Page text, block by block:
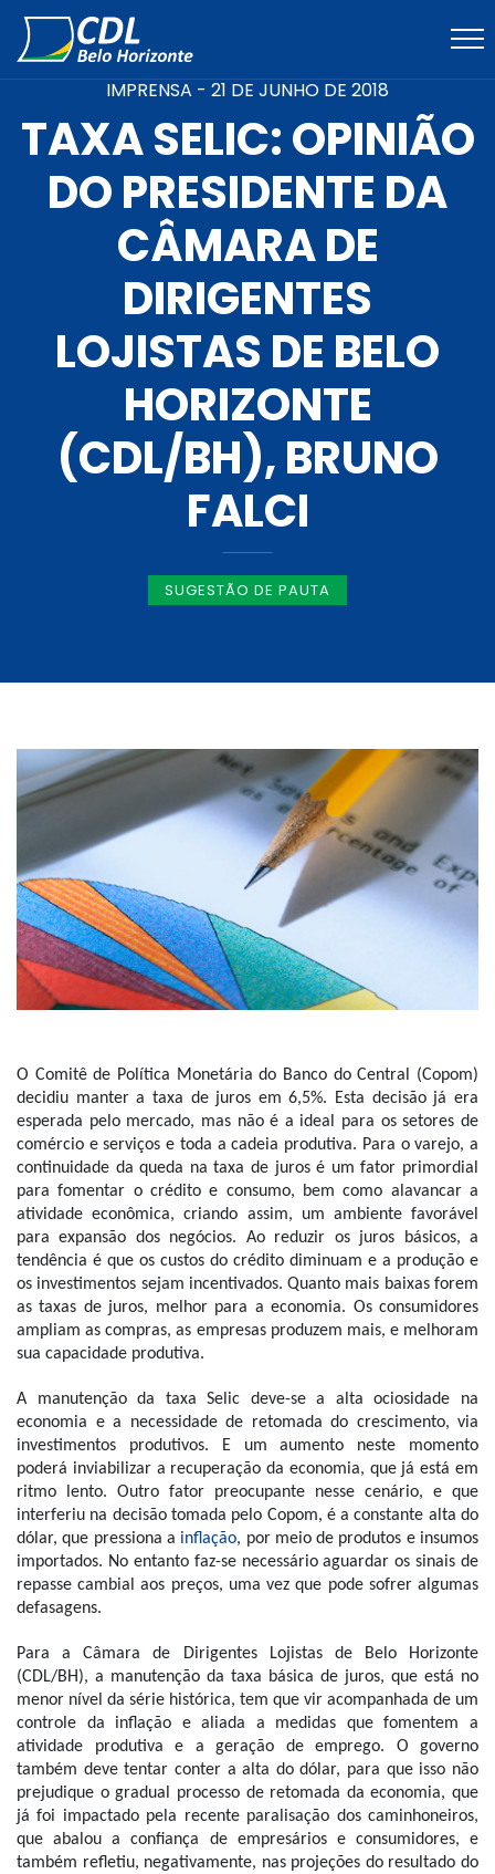
IMPRENSA - 21 DE JUNHO DE 2018
TAXA SELIC: OPINIÃO
DO PRESIDENTE DA
CÂMARA DE
DIRIGENTES
LOJISTAS DE BELO
HORIZONTE
(CDL/BH), BRUNO
FALCI
SUGESTÃO DE PAUTA
O Comitê de Política Monetária do Banco do Central (Copom)
decidiu manter a taxa de juros em 6,5%. Esta decisão já era
esperada pelo mercado, mas não é a ideal para os setores de
comércio e serviços e toda a cadeia produtiva. Para o varejo, a
continuidade da queda na taxa de juros é um fator primordial
para fomentar o crédito e consumo, bem como alavancar a
atividade econômica, criando assim, um ambiente favorável
para expansão dos negócios. Ao reduzir os juros básicos, a
tendência é que os custos do crédito diminuam e a produção e
os investimentos sejam incentivados. Quanto mais baixas forem
as taxas de juros, melhor para a economia. Os consumidores
ampliam as compras, as empresas produzem mais, e melhoram
sua capacidade produtiva.
A manutenção da taxa Selic deve-se a alta ociosidade na
economia e a necessidade de retomada do crescimento, via
investimentos produtivos. E um aumento neste momento
poderá inviabilizar a recuperação da economia, que já está em
ritmo lento. Outro fator preocupante nesse cenário, e que
interferiu na decisão tomada pelo Copom, é a constante alta do
dólar, que pressiona a inflação, por meio de produtos e insumos
importados. No entanto faz-se necessário aguardar os sinais de
repasse cambial aos preços, uma vez que pode sofrer algumas
defasagens.
Para a Câmara de Dirigentes Lojistas de Belo Horizonte
(CDL/BH), a manutenção da taxa básica de juros, que está no
menor nível da série histórica, tem que vir acompanhada de um
controle da inflação e aliada a medidas que fomentem a
atividade produtiva e a geração de emprego. O governo
também deve tentar conter a alta do dólar, para que isso não
prejudique o gradual processo de retomada da economia, que
já foi impactado pela recente paralisação dos caminhoneiros,
que abalou a confiança de empresários e consumidores, e
também refletiu, negativamente, nas projeções do resultado do